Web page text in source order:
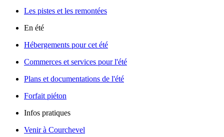
Les pistes et les remontées
En été
Hébergements pour cet été
Commerces et services pour l'été
Plans et documentations de l'été
Forfait piéton
Infos pratiques
Venir à Courchevel